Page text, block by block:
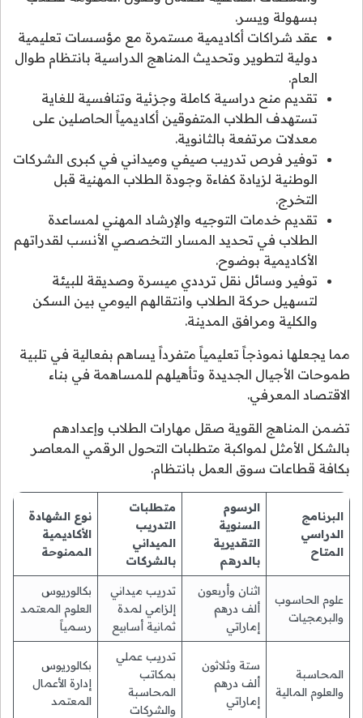
بسهولة ويسر.
عقد شراكات أكاديمية مستمرة مع مؤسسات تعليمية
دولية لتطوير وتحديث المناهج الدراسية بانتظام طوال
العام.
تقديم منح دراسية كاملة وجزئية وتنافسية للغاية
تستهدف الطلاب المتفوقين أكاديمياً الحاصلين على
معدلات مرتفعة بالثانوية.
توفير فرص تدريب صيفي وميداني في كبرى الشركات
الوطنية لزيادة كفاءة وجودة الطلاب المهنية قبل
التخرج.
تقديم خدمات التوجيه والإرشاد المهني لمساعدة
الطلاب في تحديد المسار التخصصي الأنسب لقدراتهم
الأكاديمية بوضوح.
توفير وسائل نقل ترددي ميسرة وصديقة للبيئة
لتسهيل حركة الطلاب وانتقالهم اليومي بين السكن
والكلية ومرافق المدينة.
مما يجعلها نموذجاً تعليمياً متفرداً يساهم بفعالية في تلبية
طموحات الأجيال الجديدة وتأهيلهم للمساهمة في بناء
الاقتصاد المعرفي.
تضمن المناهج القوية صقل مهارات الطلاب وإعدادهم
بالشكل الأمثل لمواكبة متطلبات التحول الرقمي المعاصر
بكافة قطاعات سوق العمل بانتظام.
البرنامج
الدراسي
المتاح
الرسوم
السنوية
التقديرية
بالدرهم
متطلبات
التدريب
الميداني
بالشركات
نوع الشهادة
الأكاديمية
الممنوحة
علوم الحاسوب
والبرمجيات
اثنان وأربعون
ألف درهم
إماراتي
تدريب ميداني
إلزامي لمدة
ثمانية أسابيع
بكالوريوس
العلوم المعتمد
رسمياً
المحاسبة
والعلوم المالية
ستة وثلاثون
ألف درهم
إماراتي
تدريب عملي
بمكاتب
المحاسبة
والشركات
بكالوريوس
إدارة الأعمال
المعتمد